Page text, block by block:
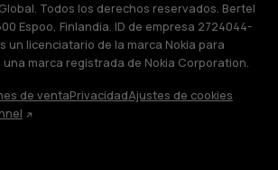
Todos los derechos reservados. Bertel
Espoo, Finlandia. ID de empresa 2724044-
un licenciatario de la marca Nokia para
marca registrada de Nokia Corporation.
de ventaPrivacidadAjustes de cookies